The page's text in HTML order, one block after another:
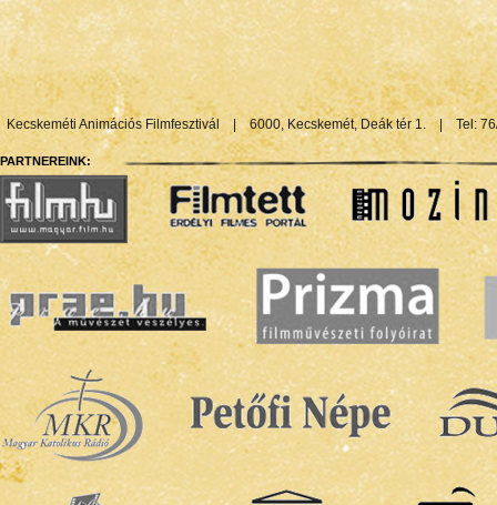
Kecskeméti Animációs Filmfesztivál | 6000, Kecskemét, Deák tér 1. | Tel:
PARTNEREINK: